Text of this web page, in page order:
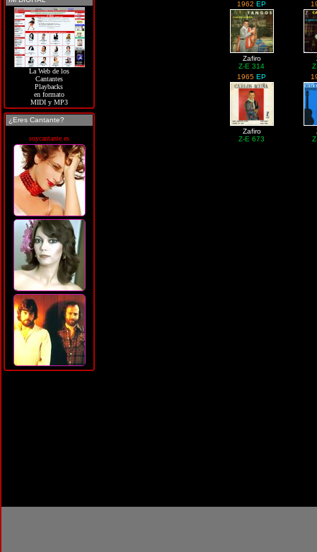
La Web de los
Cantantes
Playbacks
en formato
MIDI y MP3
¿Eres Cantante?
soycantante.es
1962EP
Zafiro
Z-E 314
1965EP
Zafiro
Z-E 673